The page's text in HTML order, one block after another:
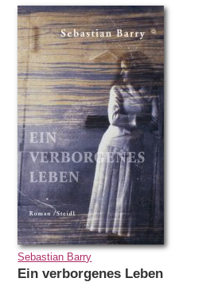
Sebastian Barry
Ein verborgenes Leben